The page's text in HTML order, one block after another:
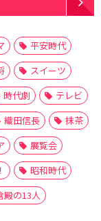
平安時代
スイーツ
時代劇
テレビ
織田信長
抹茶
展覧会
昭和時代
殿の13人